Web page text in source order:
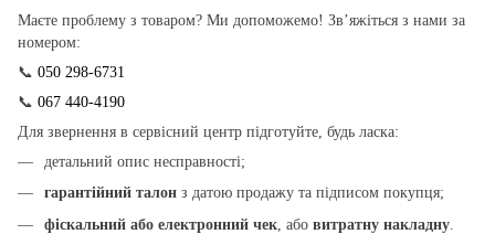
Маєте проблему з товаром? Ми допоможемо! Зв’яжіться з нами за
номером:
📞 050 298-6731
📞 067 440-4190
Для звернення в сервісний центр підготуйте, будь ласка:
детальний опис несправності;
гарантійний талон з датою продажу та підписом покупця;
фіскальний або електронний чек , або витратну накладну